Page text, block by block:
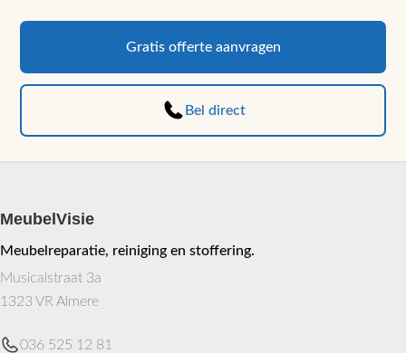
Gratis offerte aanvragen
Bel direct
MeubelVisie
Meubelreparatie, reiniging en stoffering.
Musicalstraat 3a
1323 VR Almere
036 525 12 81